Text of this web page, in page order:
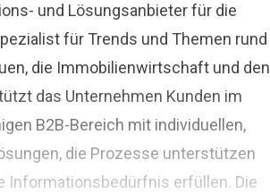
und Lösungsanbieter für die
für Trends und Themen rund
die Immobilienwirtschaft und den
das Unternehmen Kunden im
B2B-Bereich mit individuellen,
die Prozesse unterstützen
Informationsbedürfnis erfüllen. Die